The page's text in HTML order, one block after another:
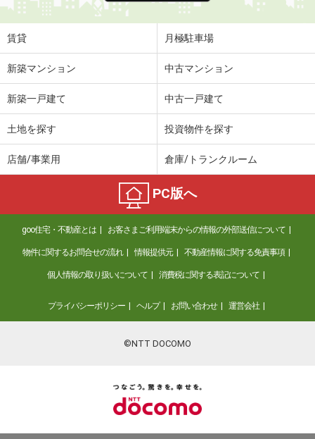
賃貸 月極駐車場
新築マンション 中古マンション
新築一戸建て 中古一戸建て
土地を探す 投資物件を探す
店舗/事業用 倉庫/トランクルーム
PC版へ
goo住宅・不動産とは お客さまご利用端末からの情報の外部送信について
物件に関するお問合せの流れ 情報提供元 不動産情報に関する免責事項
個人情報の取り扱いについて 消費税に関する表記について
プライバシーポリシー ヘルプ お問い合わせ 運営会社
©NTT DOCOMO